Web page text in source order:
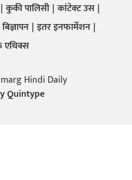
कुकी पालिसी कांटेक्ट उस
इतर इनफार्मेशन
Hindi Daily
Quintype